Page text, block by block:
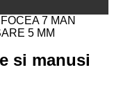
FOCEA 7 MAN
5 MM
si manusi